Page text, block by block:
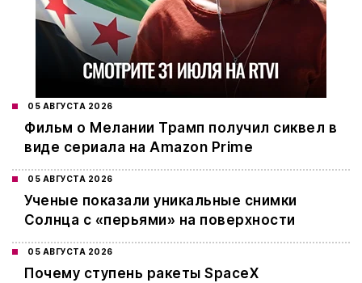
05 АВГУСТА 2026
Фильм о Мелании Трамп получил сиквел в
виде сериала на Amazon Prime
05 АВГУСТА 2026
Ученые показали уникальные снимки
Солнца с «перьями» на поверхности
05 АВГУСТА 2026
Почему ступень ракеты SpaceX